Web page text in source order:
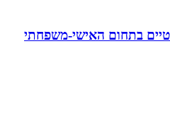
בתחום האישי-משפחתי